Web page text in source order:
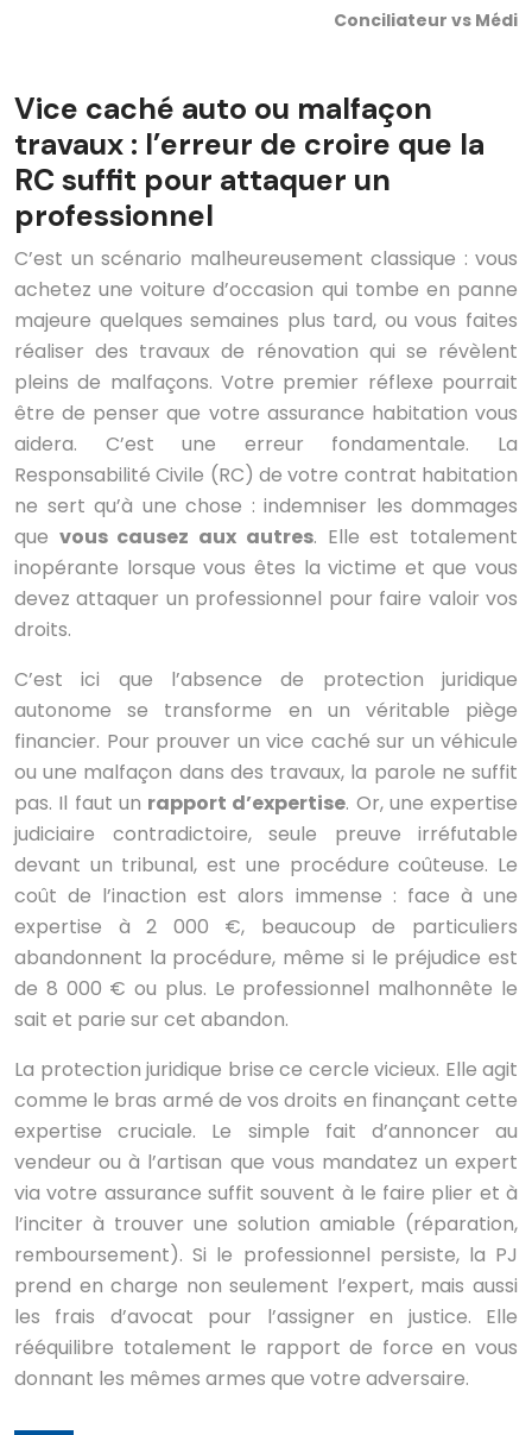
Conciliateur vs
Vice caché auto ou malfaçon
travaux : l’erreur de croire que la
RC suffit pour attaquer un
professionnel
C’est un scénario malheureusement classique : vous
achetez une voiture d’occasion qui tombe en panne
majeure quelques semaines plus tard, ou vous faites
réaliser des travaux de rénovation qui se révèlent
pleins de malfaçons. Votre premier réflexe pourrait
être de penser que votre assurance habitation vous
aidera. C’est une erreur fondamentale. La
Responsabilité Civile (RC) de votre contrat habitation
ne sert qu’à une chose : indemniser les dommages
que vous causez aux autres. Elle est totalement
inopérante lorsque vous êtes la victime et que vous
devez attaquer un professionnel pour faire valoir vos
droits.
C’est ici que l’absence de protection juridique
autonome se transforme en un véritable piège
financier. Pour prouver un vice caché sur un véhicule
ou une malfaçon dans des travaux, la parole ne suffit
pas. Il faut un rapport d’expertise. Or, une expertise
judiciaire contradictoire, seule preuve irréfutable
devant un tribunal, est une procédure coûteuse. Le
coût de l’inaction est alors immense : face à une
expertise à 2 000 €, beaucoup de particuliers
abandonnent la procédure, même si le préjudice est
de 8 000 € ou plus. Le professionnel malhonnête le
sait et parie sur cet abandon.
La protection juridique brise ce cercle vicieux. Elle agit
comme le bras armé de vos droits en finançant cette
expertise cruciale. Le simple fait d’annoncer au
vendeur ou à l’artisan que vous mandatez un expert
via votre assurance suffit souvent à le faire plier et à
l’inciter à trouver une solution amiable (réparation,
remboursement). Si le professionnel persiste, la PJ
prend en charge non seulement l’expert, mais aussi
les frais d’avocat pour l’assigner en justice. Elle
rééquilibre totalement le rapport de force en vous
donnant les mêmes armes que votre adversaire.